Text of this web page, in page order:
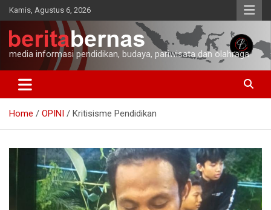
Skip
to
content
Kamis, Agustus 6, 2026
media informasi pendidikan, budaya, pariwisata dan olahraga
Home OPINI Kritisisme Pendidikan